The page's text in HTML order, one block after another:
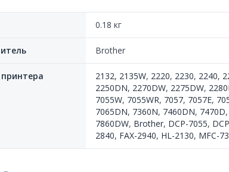
0.18 кг
Brother
2132, 2135W, 2220, 2230, 2240,
2250DN, 2270DW, 2275DW,
7055W, 7055WR, 7057, 7057E,
7065DN, 7360N, 7460DN, 7470D,
7860DW, Brother, DCP-7055,
2840, FAX-2940, HL-2130, MFC-